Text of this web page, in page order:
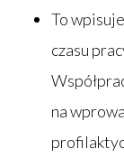
To
czasu
na